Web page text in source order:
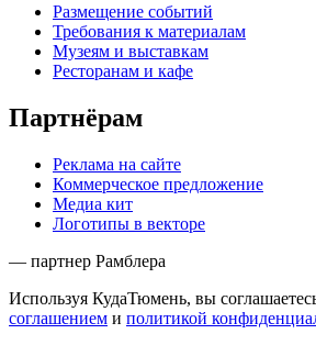
Размещение событий
Требования к материалам
Музеям и выставкам
Ресторанам и кафе
Партнёрам
Реклама на сайте
Коммерческое предложение
Медиа кит
Логотипы в векторе
— партнер Рамблера
Используя КудаТюмень, вы
соглашением и политикой